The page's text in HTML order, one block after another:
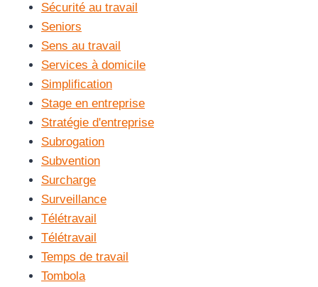
Sécurité au travail
Seniors
Sens au travail
Services à domicile
Simplification
Stage en entreprise
Stratégie d'entreprise
Subrogation
Subvention
Surcharge
Surveillance
Télétravail
Télétravail
Temps de travail
Tombola